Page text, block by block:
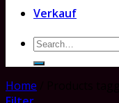
Verkauf
Search
for:
Home